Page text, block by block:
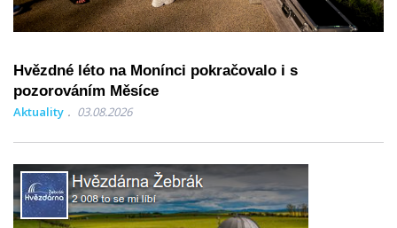
Hvězdné léto na Monínci pokračovalo i s
pozorováním Měsíce
Aktuality 03.08.2026